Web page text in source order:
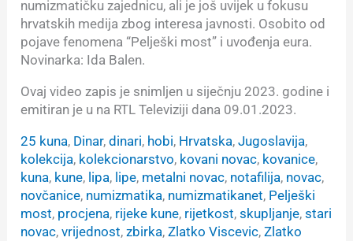
numizmatičku zajednicu, ali je još uvijek u fokusu
hrvatskih medija zbog interesa javnosti. Osobito od
pojave fenomena “Pelješki most” i uvođenja eura.
Novinarka: Ida Balen.
Ovaj video zapis je snimljen u siječnju 2023. godine i
emitiran je u na RTL Televiziji dana 09.01.2023.
25 kuna, Dinar, dinari, hobi, Hrvatska, Jugoslavija
kolekcija, kolekcionarstvo, kovani novac, kovanice
kuna, kune, lipa, lipe, metalni novac, notafilija, novac
novčanice, numizmatika, numizmatikanet, Pelješki
most, procjena, rijeke kune, rijetkost, skupljanje, stari
novac, vrijednost, zbirka, Zlatko Viscevic, Zlatko